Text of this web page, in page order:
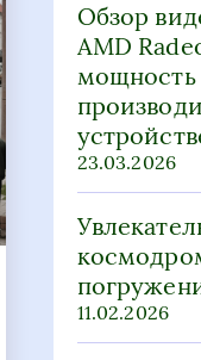
Обзор
AMD
мощность
23.03.2026
11.02.2026